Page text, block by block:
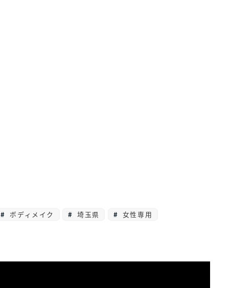
ボディメイク 埼玉県
女性専用